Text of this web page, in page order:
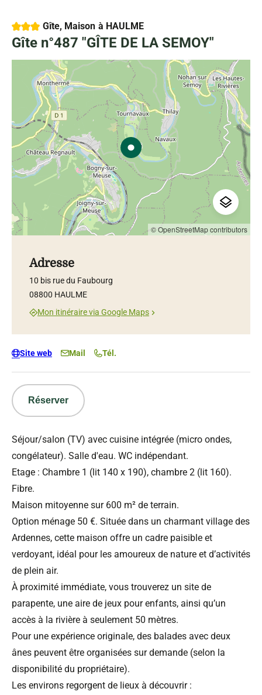
3 étoilesGîte, Maison à HAULME
Gîte n°487 "GÎTE DE LA SEMOY"
Séjour/salon (TV) avec cuisine intégrée (micro ondes,
congélateur). Salle d'eau. WC indépendant.
Etage : Chambre 1 (lit 140 x 190), chambre 2 (lit 160).
Fibre.
Maison mitoyenne sur 600 m² de terrain.
Option ménage 50 €. Située dans un charmant village des
Ardennes, cette maison offre un cadre paisible et
verdoyant, idéal pour les amoureux de nature et d’activités
de plein air.
À proximité immédiate, vous trouverez un site de
parapente, une aire de jeux pour enfants, ainsi qu’un
accès à la rivière à seulement 50 mètres.
Pour une expérience originale, des balades avec deux
ânes peuvent être organisées sur demande (selon la
disponibilité du propriétaire).
Les environs regorgent de lieux à découvrir :
© OpenStreetMap contributors
Adresse
10 bis rue du Faubourg
08800 HAULME
Mon itinéraire via Google Maps
Site web Mail Tél.
Réserver